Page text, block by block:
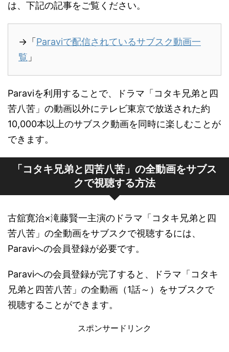
は、下記の記事をご覧ください。
→「 Paraviで配信されているサブスク動画一
覧 」
Paraviを利用することで、ドラマ「コタキ兄弟と四
苦八苦」の動画以外にテレビ東京で放送された約
10,000本以上のサブスク動画を同時に楽しむことが
できます。
「コタキ兄弟と四苦八苦」の全動画をサブス
クで視聴する方法
古舘寛治×滝藤賢一主演のドラマ「コタキ兄弟と四
苦八苦」の全動画をサブスクで視聴するには、
Paraviへの会員登録が必要です。
Paraviへの会員登録が完了すると、ドラマ「コタキ
兄弟と四苦八苦」の全動画（1話～）をサブスクで
視聴することができます。
スポンサードリンク